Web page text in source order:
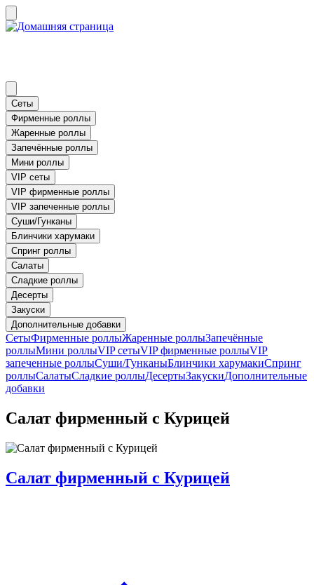
Сеты
Фирменные роллы
Жаренные роллы
Запечённые роллы
Мини роллы
VIP сеты
VIP фирменные роллы
VIP запеченные роллы
Суши/Гунканы
Блинчики харумаки
Спринг роллы
Салаты
Сладкие роллы
Десерты
Закуски
Дополнительные добавки
СетыФирменные роллыЖаренные роллыЗапечённые
роллыМини роллыVIP сетыVIP фирменные роллыVIP
запеченные роллыСуши/ГунканыБлинчики харумакиСпринг
роллыСалатыСладкие роллыДесертыЗакускиДополнительные
добавки
Салат фирменный с Курицей
Салат фирменный с Курицей